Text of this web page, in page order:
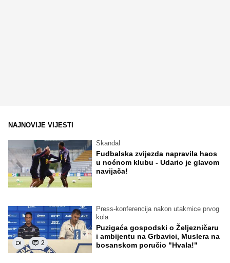
NAJNOVIJE VIJESTI
Skandal
Fudbalska zvijezda napravila haos
u noćnom klubu - Udario je glavom
navijača!
2
Press-konferencija nakon utakmice prvog
kola
Puzigaća gospodski o Željezničaru
i ambijentu na Grbavici, Muslera na
bosanskom poručio "Hvala!"